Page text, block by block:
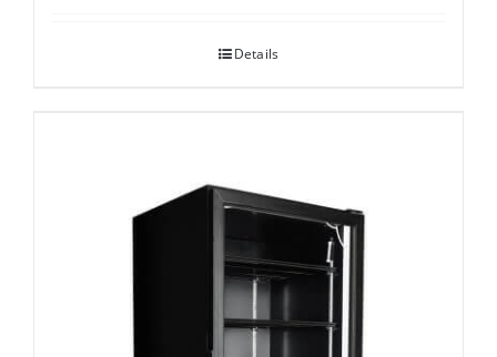
Details